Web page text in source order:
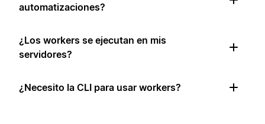
automatizaciones?
¿Los workers se ejecutan en mis
servidores?
¿Necesito la CLI para usar workers?